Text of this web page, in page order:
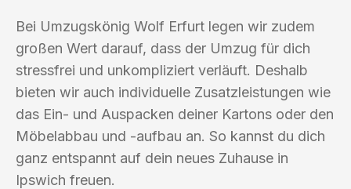
Bei Umzugskönig Wolf Erfurt legen wir zudem
großen Wert darauf, dass der Umzug für dich
stressfrei und unkompliziert verläuft. Deshalb
bieten wir auch individuelle Zusatzleistungen wie
das Ein- und Auspacken deiner Kartons oder den
Möbelabbau und -aufbau an. So kannst du dich
ganz entspannt auf dein neues Zuhause in
Ipswich freuen.